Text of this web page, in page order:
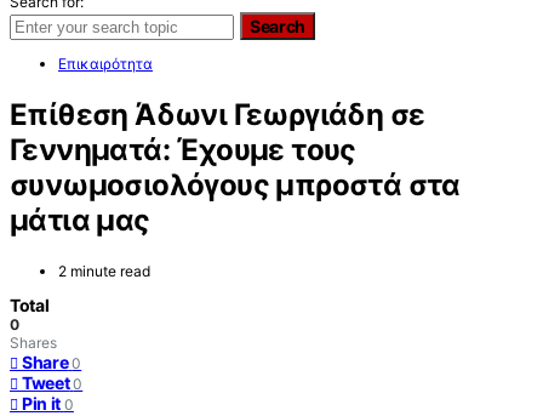
Search
Επικαιρότητα
Επίθεση Άδωνι Γεωργιάδη σε
Γεννηματά: Έχουμε τους
συνωμοσιολόγους μπροστά στα
μάτια μας
2 minute read
Total
0
Shares
Share 0
Tweet 0
Pin it 0